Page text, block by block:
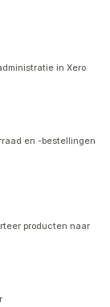
in Xero
en -bestellingen
producten naar